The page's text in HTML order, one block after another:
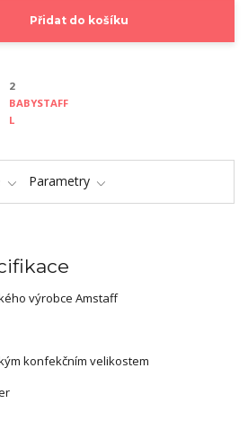
Přidat do košíku
2
BABYSTAFF
L
Parametry
výrobce Amstaff
konfekčním velikostem